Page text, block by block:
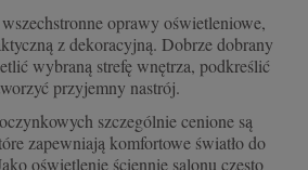
oprawy oświetleniowe,
z dekoracyjną. Dobrze dobrany
wybraną strefę wnętrza, podkreślić
przyjemny nastrój.
szczególnie cenione są
zapewniają komfortowe światło do
oświetlenie ściennie salonu często